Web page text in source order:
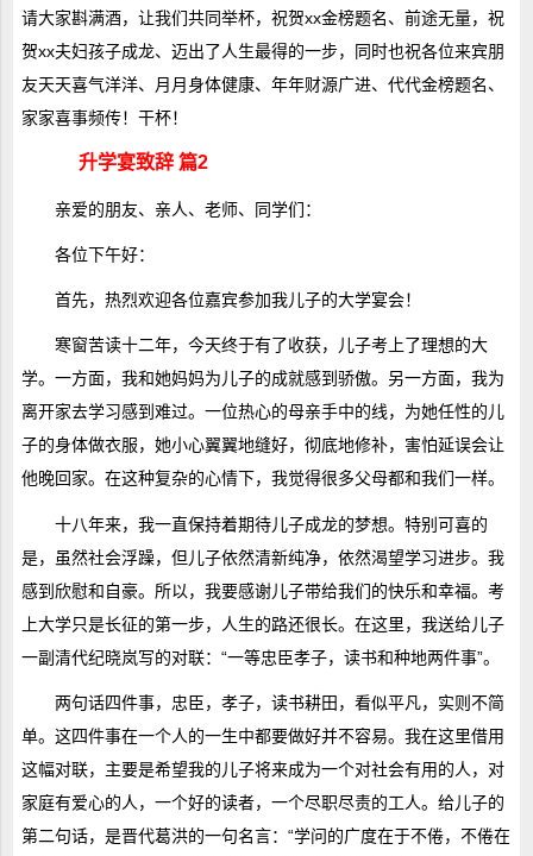
请大家斟满酒，让我们共同举杯，祝贺xx金榜题名、前途无量，祝
贺xx夫妇孩子成龙、迈出了人生最得的一步，同时也祝各位来宾朋
友天天喜气洋洋、月月身体健康、年年财源广进、代代金榜题名、
家家喜事频传！干杯！
升学宴致辞 篇2
亲爱的朋友、亲人、老师、同学们：
各位下午好：
首先，热烈欢迎各位嘉宾参加我儿子的大学宴会！
寒窗苦读十二年，今天终于有了收获，儿子考上了理想的大
学。一方面，我和她妈妈为儿子的成就感到骄傲。另一方面，我为
离开家去学习感到难过。一位热心的母亲手中的线，为她任性的儿
子的身体做衣服，她小心翼翼地缝好，彻底地修补，害怕延误会让
他晚回家。在这种复杂的心情下，我觉得很多父母都和我们一样。
十八年来，我一直保持着期待儿子成龙的梦想。特别可喜的
是，虽然社会浮躁，但儿子依然清新纯净，依然渴望学习进步。我
感到欣慰和自豪。所以，我要感谢儿子带给我们的快乐和幸福。考
上大学只是长征的第一步，人生的路还很长。在这里，我送给儿子
一副清代纪晓岚写的对联：“一等忠臣孝子，读书和种地两件事”。
两句话四件事，忠臣，孝子，读书耕田，看似平凡，实则不简
单。这四件事在一个人的一生中都要做好并不容易。我在这里借用
这幅对联，主要是希望我的儿子将来成为一个对社会有用的人，对
家庭有爱心的人，一个好的读者，一个尽职尽责的工人。给儿子的
第二句话，是晋代葛洪的一句名言：“学问的广度在于不倦，不倦在